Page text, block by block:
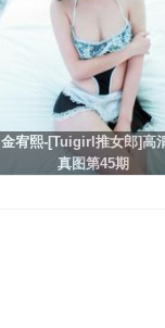
金宥熙-[Tuigirl推女郎]高
真图第45期